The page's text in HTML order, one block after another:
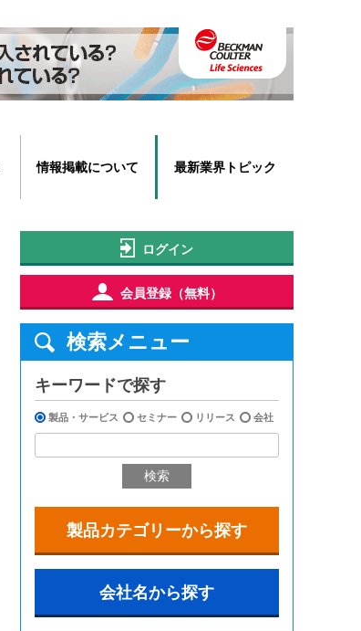
情報掲載について 最新業界トピック
ログイン
会員登録（無料）
検索メニュー
キーワードで探す
製品・サービス セミナー リリース 会社
検索
製品カテゴリーから探す
会社名から探す